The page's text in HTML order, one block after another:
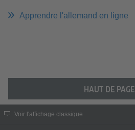
Apprendre l'allemand en ligne
HAUT DE PAGE
Voir l'affichage classique